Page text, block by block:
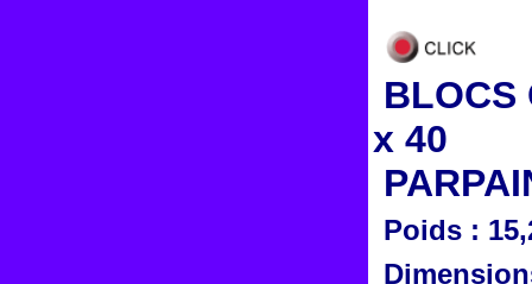
x 40
Poids :